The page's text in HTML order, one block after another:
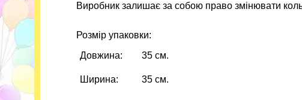
Виробник залишає за собою право змінювати
Розмір упаковки:
Довжина:
35 см.
Ширина: 35 см.